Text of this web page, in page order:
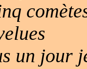
un jour